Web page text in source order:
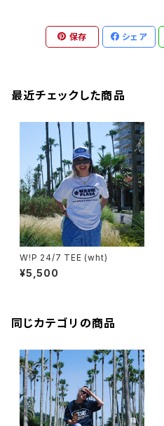
保存 シェア
最近チェックした商品
W!P 24/7 TEE (wht)
¥5,500
同じカテゴリの商品